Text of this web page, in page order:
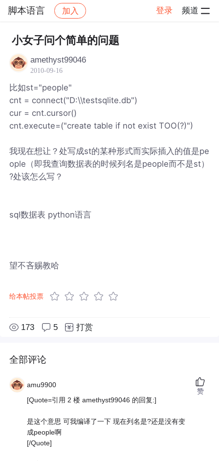
脚本语言 加入 登录 频道
社区 脚本语言 帖子详情
小女子问个简单的问题
amethyst99046
2010-09-16
比如st="people"
cnt = connect("D:\\testsqlite.db")
cur = cnt.cursor()
cnt.execute=("create table if not exist TOO(?)")
我现在想让？处写成st的某种形式而实际插入的值是pe
ople（即我查询数据表的时候列名是people而不是st）
?处该怎么写？
sql数据表 python语言
望不吝赐教哈
给本帖投票
173 5 打赏
全部评论
amu9900
[Quote=引用 2 楼 amethyst99046 的回复:]
是这个意思 可我编译了一下 现在列名是?还是没有变
成people啊
[/Quote]
赞